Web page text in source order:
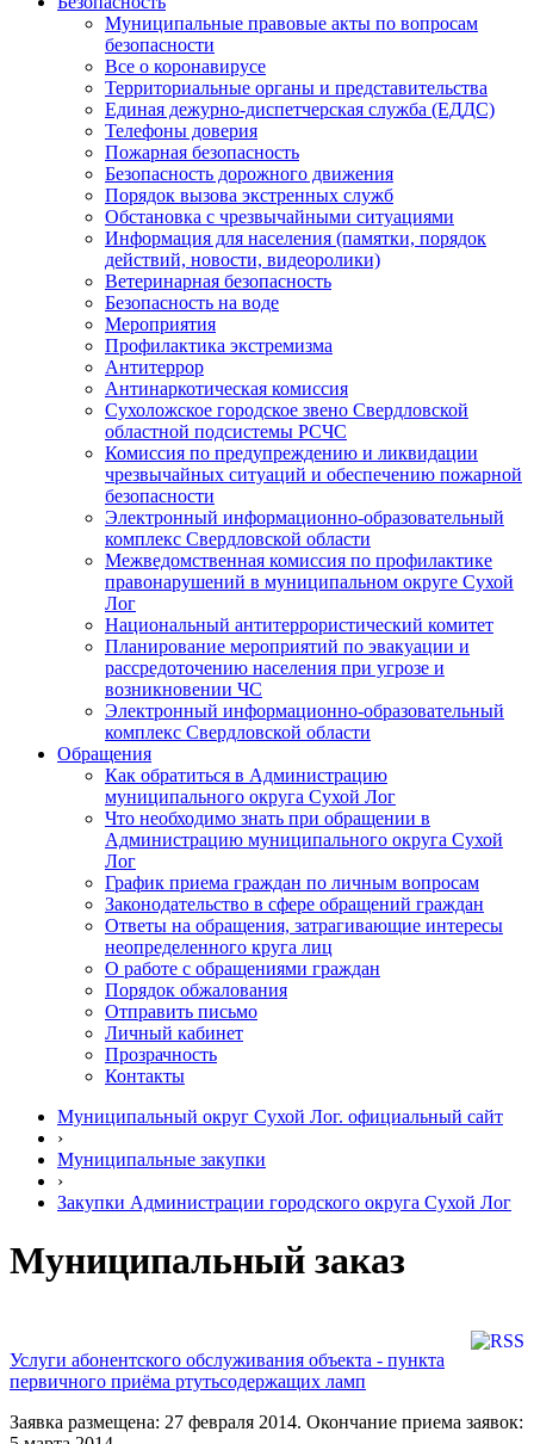
Муниципальные правовые акты по вопросам
безопасности
Все о коронавирусе
Территориальные органы и представительства
Единая дежурно-диспетчерская служба (ЕДДС)
Телефоны доверия
Пожарная безопасность
Безопасность дорожного движения
Порядок вызова экстренных служб
Обстановка с чрезвычайными ситуациями
Информация для населения (памятки, порядок
действий, новости, видеоролики)
Ветеринарная безопасность
Безопасность на воде
Мероприятия
Профилактика экстремизма
Антитеррор
Антинаркотическая комиссия
Сухоложское городское звено Свердловской
областной подсистемы РСЧС
Комиссия по предупреждению и ликвидации
чрезвычайных ситуаций и обеспечению пожарной
безопасности
Электронный информационно-образовательный
комплекс Cвердловской области
Межведомственная комиссия по профилактике
правонарушений в муниципальном округе Сухой
Лог
Национальный антитеррористический комитет
Планирование мероприятий по эвакуации и
рассредоточению населения при угрозе и
возникновении ЧС
Электронный информационно-образовательный
комплекс Свердловской области
Обращения
Как обратиться в Администрацию
муниципального округа Сухой Лог
Что необходимо знать при обращении в
Администрацию муниципального округа Сухой
Лог
График приема граждан по личным вопросам
Законодательство в сфере обращений граждан
Ответы на обращения, затрагивающие интересы
неопределенного круга лиц
О работе с обращениями граждан
Порядок обжалования
Отправить письмо
Личный кабинет
Прозрачность
Контакты
Муниципальный округ Сухой Лог. официальный сайт
›
Муниципальные закупки
›
Закупки Администрации городского округа Сухой Лог
Муниципальный заказ
Услуги абонентского обслуживания объекта - пункта
первичного приёма ртутьсодержащих ламп
Заявка размещена: 27 февраля 2014. Окончание приема заявок: